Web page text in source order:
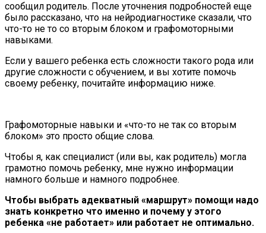
сообщил родитель. После уточнения подробностей еще
было рассказано, что на нейродиагностике сказали, что
что-то не то со вторым блоком и графомоторными
навыками.
Если у вашего ребенка есть сложности такого рода или
другие сложности с обучением, и вы хотите помочь
своему ребенку, почитайте информацию ниже.
Графомоторные навыки и «что-то не так со вторым
блоком» это просто общие слова.
Чтобы я, как специалист (или вы, как родитель) могла
грамотно помочь ребенку, мне нужно информации
намного больше и намного подробнее.
Чтобы выбрать адекватный «маршрут» помощи надо
знать конкретно что именно и почему у этого
ребенка «не работает» или работает не оптимально.